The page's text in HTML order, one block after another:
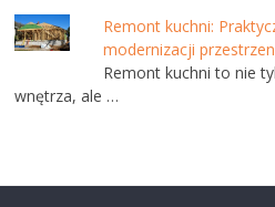
Remont kuchni:
modernizacji
Remont kuchni to nie
wnętrza, ale …